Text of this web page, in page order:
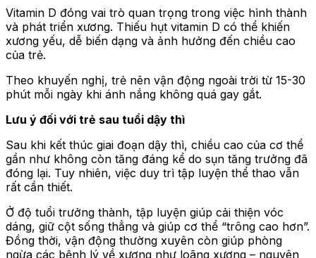
Vitamin D đóng vai trò quan trọng trong việc hình thành
và phát triển xương. Thiếu hụt vitamin D có thể khiến
xương yếu, dễ biến dạng và ảnh hưởng đến chiều cao
của trẻ.
Theo khuyến nghị, trẻ nên vận động ngoài trời từ 15-30
phút mỗi ngày khi ánh nắng không quá gay gắt.
Lưu ý đối với trẻ sau tuổi dậy thì
Sau khi kết thúc giai đoạn dậy thì, chiều cao của cơ thể
gần như không còn tăng đáng kể do sụn tăng trưởng đã
đóng lại. Tuy nhiên, việc duy trì tập luyện thể thao vẫn
rất cần thiết.
Ở độ tuổi trưởng thành, tập luyện giúp cải thiện vóc
dáng, giữ cột sống thẳng và giúp cơ thể “trông cao hơn”.
Đồng thời, vận động thường xuyên còn giúp phòng
ngừa các bệnh lý về xương như loãng xương – nguyên